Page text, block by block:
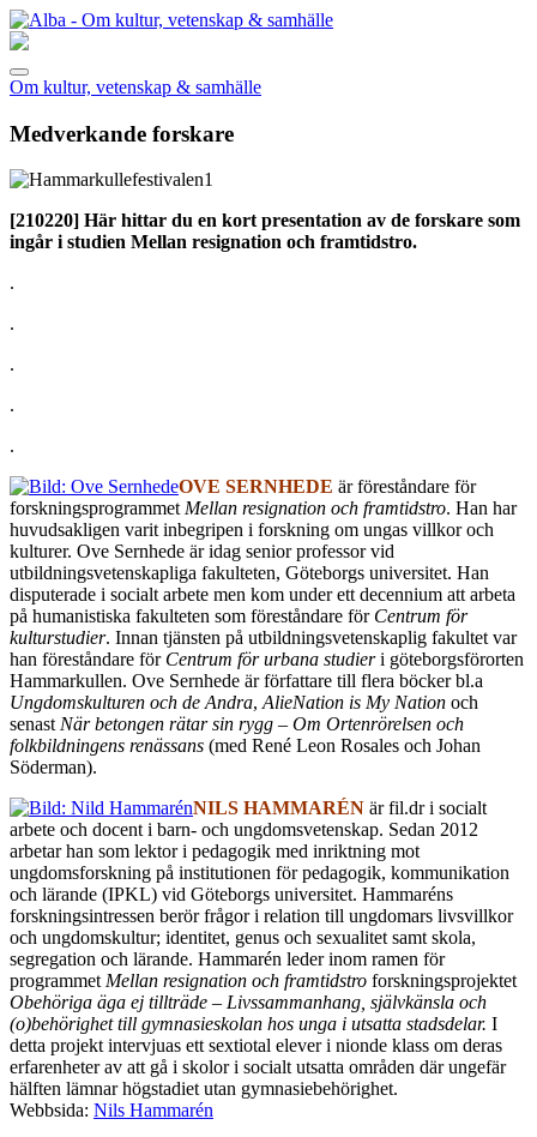
Om kultur, vetenskap & samhälle
Medverkande forskare
[210220] Här hittar du en kort presentation av de forskare som
ingår i studien Mellan resignation och framtidstro.
OVE SERNHEDE är föreståndare för
forskningsprogrammet Mellan resignation och framtidstro . Han har
huvudsakligen varit inbegripen i forskning om ungas villkor och
kulturer. Ove Sernhede är idag senior professor vid
utbildningsvetenskapliga fakulteten, Göteborgs universitet. Han
disputerade i socialt arbete men kom under ett decennium att arbeta
på humanistiska fakulteten som föreståndare för Centrum för
kulturstudier. Innan tjänsten på utbildningsvetenskaplig fakultet var
han föreståndare för Centrum för urbana studieri göteborgsförorten
Hammarkullen. Ove Sernhede är författare till flera böcker bl.a
Ungdomskulturen och de Andra AlieNation is My Nation och
senast När betongen rätar sin rygg – Om Ortenrörelsen och
folkbildningens renässans (med René Leon Rosales och Johan
Söderman).
NILS HAMMARÉN är fil.dr i socialt
arbete och docent i barn- och ungdomsvetenskap. Sedan 2012
arbetar han som lektor i pedagogik med inriktning mot
ungdomsforskning på institutionen för pedagogik, kommunikation
och lärande (IPKL) vid Göteborgs universitet. Hammaréns
forskningsintressen berör frågor i relation till ungdomars livsvillkor
och ungdomskultur; identitet, genus och sexualitet samt skola,
segregation och lärande. Hammarén leder inom ramen för
programmet Mellan resignation och framtidstro forskningsprojektet
Obehöriga äga ej tillträde – Livssammanhang, självkänsla och
(o)behörighet till gymnasieskolan hos unga i utsatta stadsdelar. I
detta projekt intervjuas ett sextiotal elever i nionde klass om deras
erfarenheter av att gå i skolor i socialt utsatta områden där ungefär
hälften lämnar högstadiet utan gymnasiebehörighet.
Webbsida: Nils Hammarén